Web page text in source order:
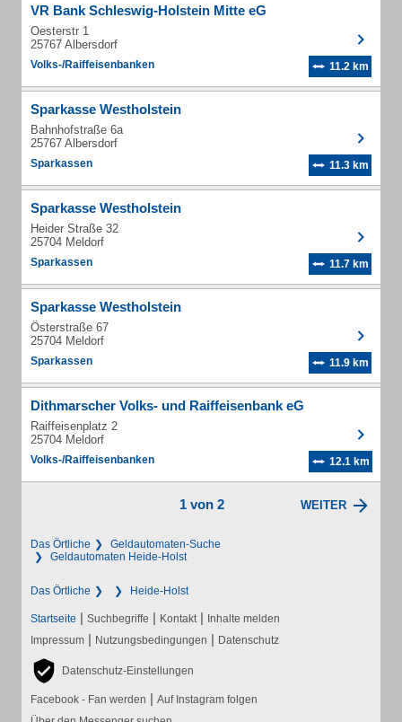
VR Bank Schleswig-Holstein Mitte eG
Oesterstr 1
25767 Albersdorf
Volks-/Raiffeisenbanken 11.2 km
Sparkasse Westholstein
Bahnhofstraße 6a
25767 Albersdorf
Sparkassen 11.3 km
Sparkasse Westholstein
Heider Straße 32
25704 Meldorf
Sparkassen 11.7 km
Sparkasse Westholstein
Österstraße 67
25704 Meldorf
Sparkassen 11.9 km
Dithmarscher Volks- und Raiffeisenbank eG
Raiffeisenplatz 2
25704 Meldorf
Volks-/Raiffeisenbanken 12.1 km
1 von 2 WEITER
Das Örtliche
Geldautomaten-Suche
Geldautomaten Heide-Holst
Das Örtliche Heide-Holst
Startseite | Suchbegriffe | Kontakt | Inhalte melden
Impressum | Nutzungsbedingungen | Datenschutz
Datenschutz-Einstellungen
Facebook - Fan werden | Auf Instagram folgen